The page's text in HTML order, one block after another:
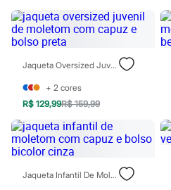
Bijoux
Cintos
Óculos
Relógios
Calçados
Botas
Chinelos
Rasteirinhas
Sandálias
Sapatilhas
Tênis
Marcas
City
Clock House
Jaqueta Oversized Juvenil De Moletom Com Capuz E Bolso Preta
+ 2 cores
R$ 129,99R$ 159,99
Jaqueta Infantil De Moletom Com Capuz E Bolso Bicolor Cinza